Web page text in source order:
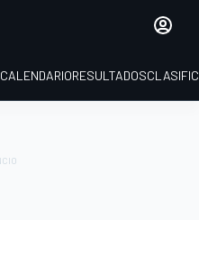
CALENDARIORESULTADOS